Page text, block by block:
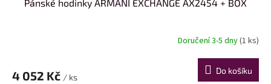
Pánské hodinky ARMANI EXCHANGE AX2454 + BOX
Doručení 3-5 dny(1 ks)
4 052 Kč / ks
Do košíku